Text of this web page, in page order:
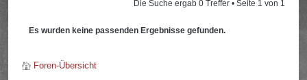
Die Suche ergab 0 Treffer • Seite 1 von 1
Es wurden keine passenden Ergebnisse gefunden.
Foren-Übersicht